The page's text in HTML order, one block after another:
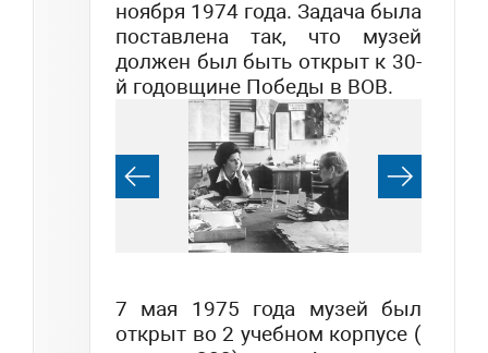
ноября 1974 года. Задача была
поставлена так, что музей
должен был быть открыт к 30-
й годовщине Победы в ВОВ.
7 мая 1975 года музей был
открыт во 2 учебном корпусе (